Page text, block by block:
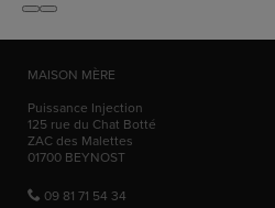
MAISON MÈRE
Puissance Injection
125 rue du Chat Botté
ZAC des Malettes
01700 BEYNOST
09 81 71 54 34